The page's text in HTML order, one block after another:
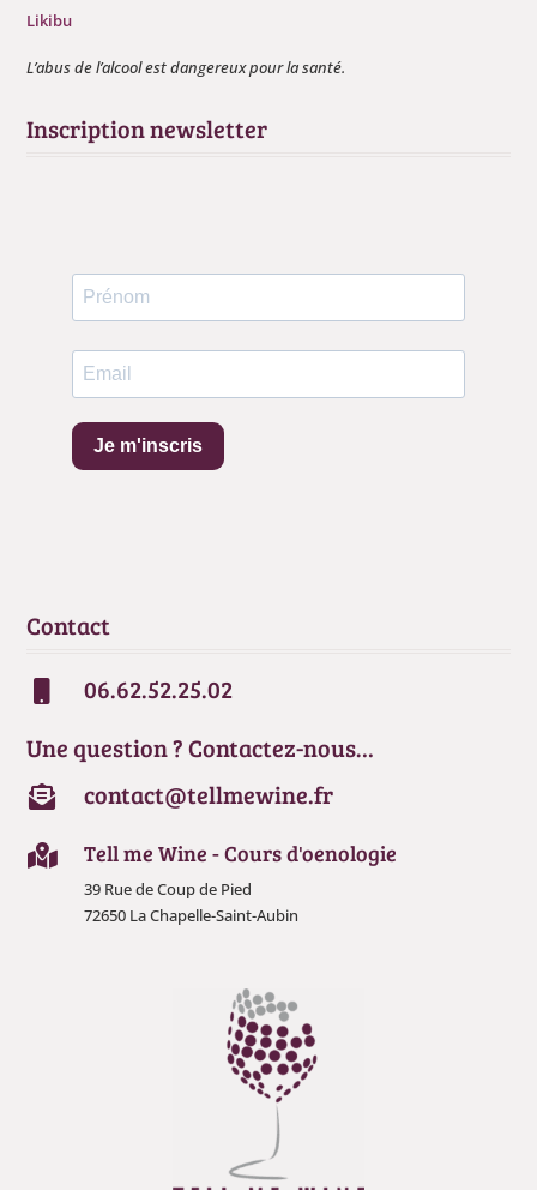
Likibu
L’abus de l’alcool est dangereux pour la santé.
Inscription newsletter
Je m'inscris
Contact
06.62.52.25.02
Une question ? Contactez-nous…
 contact@tellmewine.fr
 Tell me Wine - Cours d'oenologie
39 Rue de Coup de Pied
72650 La Chapelle-Saint-Aubin